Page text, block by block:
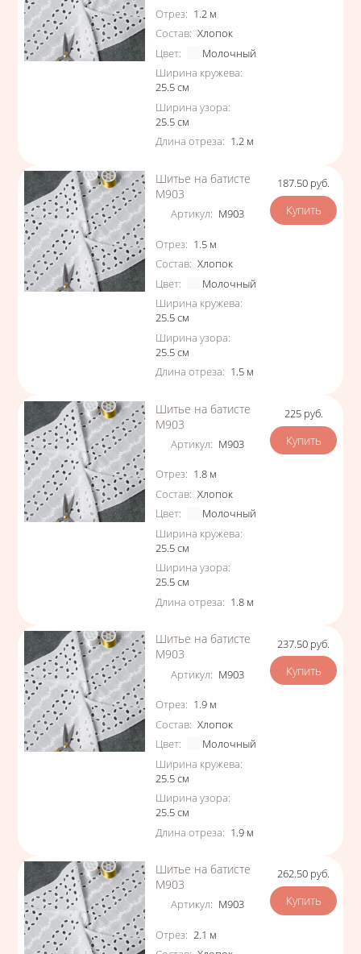
Характеристики
Отрез: 1.2 м
Состав: Хлопок
Цвет:
Молочный
Ширина кружева:
25.5см
Ширина узора:
25.5см
Длина отреза: 1.2 м
Шитье на батисте
М903
Артикул: М903
Характеристики
Отрез: 1.5 м
Состав: Хлопок
Цвет:
Молочный
Ширина кружева:
25.5см
Ширина узора:
25.5см
Длина отреза: 1.5 м
Цена
187.50 руб.
Шитье на батисте
М903
Артикул: М903
Характеристики
Отрез: 1.8 м
Состав: Хлопок
Цвет:
Молочный
Ширина кружева:
25.5см
Ширина узора:
25.5см
Длина отреза: 1.8 м
Цена
225 руб.
Шитье на батисте
М903
Артикул: М903
Характеристики
Отрез: 1.9 м
Состав: Хлопок
Цвет:
Молочный
Ширина кружева:
25.5см
Ширина узора:
25.5см
Длина отреза: 1.9 м
Цена
237.50 руб.
Шитье на батисте
М903
Артикул: М903
Характеристики
Отрез: 2.1 м
Цена
262.50 руб.